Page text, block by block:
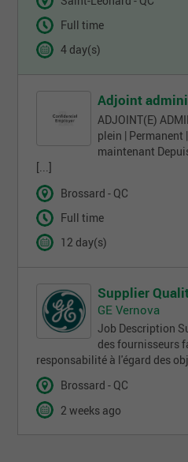
Full time
4 day(s)
Adjoint
ADJOINT(E)
plein | Permanent
maintenant
[...]
Brossard - QC
Full time
12 day(s)
Supplier
GE Vernova
Job Description
des fournisseurs
responsabilité à l'égard des
Brossard - QC
2 weeks ago